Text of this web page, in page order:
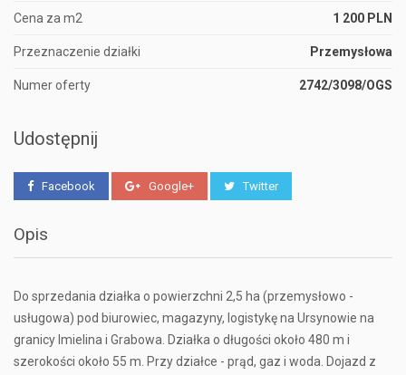
Cena za m2 1 200 PLN
Przeznaczenie działki Przemysłowa
Numer oferty 2742/3098/OGS
Udostępnij
Facebook Google+ Twitter
Opis
Do sprzedania działka o powierzchni 2,5 ha (przemysłowo -
usługowa) pod biurowiec, magazyny, logistykę na Ursynowie na
granicy Imielina i Grabowa. Działka o długości około 480 m i
szerokości około 55 m. Przy działce - prąd, gaz i woda. Dojazd z